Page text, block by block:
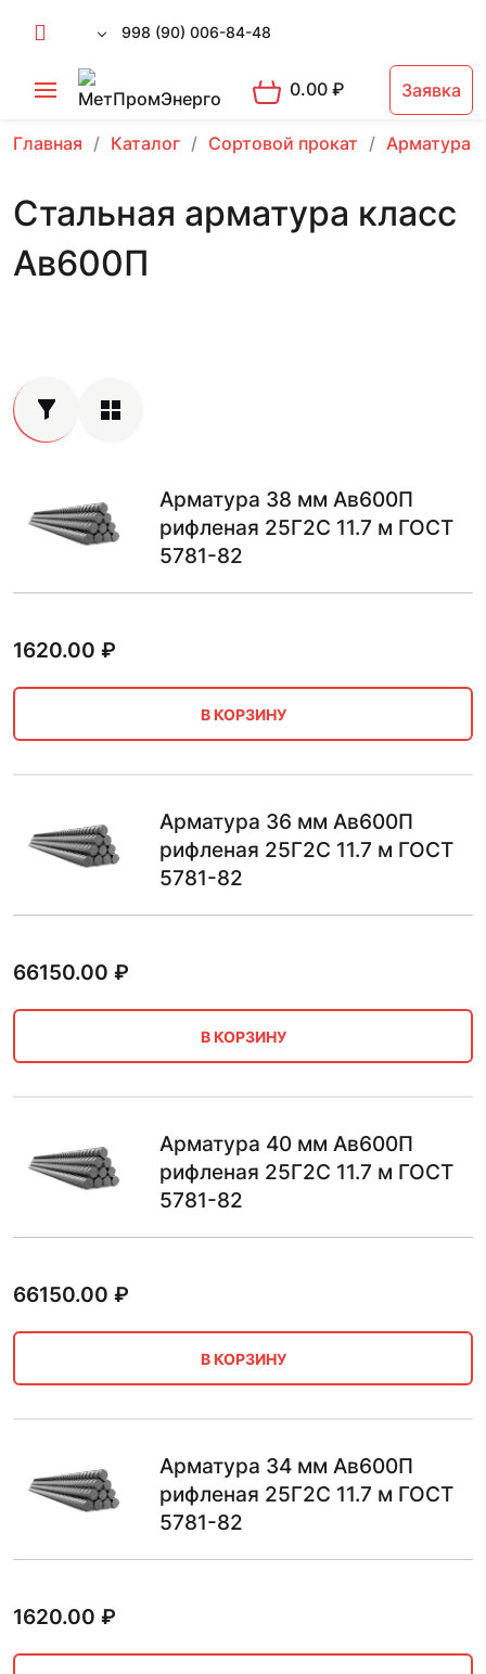
998 (90) 006-84-48
0.00₽ Заявка
Главная Каталог Сортовой прокат Арматура
Стальная арматура класс
Ав600П
Арматура 38 мм Ав600П
рифленая 25Г2С 11.7 м ГОСТ
5781-82
1620.00 ₽
В КОРЗИНУ
Арматура 36 мм Ав600П
рифленая 25Г2С 11.7 м ГОСТ
5781-82
66150.00 ₽
В КОРЗИНУ
Арматура 40 мм Ав600П
рифленая 25Г2С 11.7 м ГОСТ
5781-82
66150.00 ₽
В КОРЗИНУ
Арматура 34 мм Ав600П
рифленая 25Г2С 11.7 м ГОСТ
5781-82
1620.00 ₽